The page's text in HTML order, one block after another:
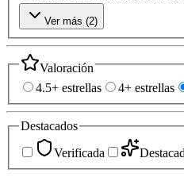
Ver más (2)
Valoración
4.5+ estrellas
4+ estrellas
Destacados
Verificada